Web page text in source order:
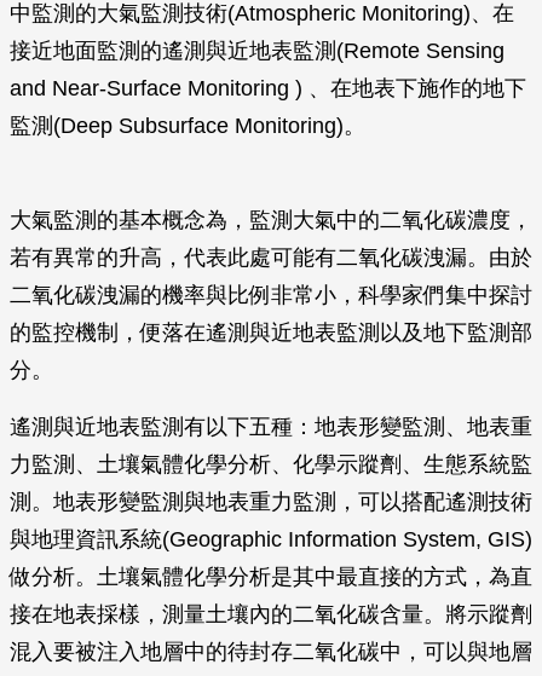
中監測的大氣監測技術(Atmospheric Monitoring)、在
接近地面監測的遙測與近地表監測(Remote Sensing
and Near-Surface Monitoring ) 、在地表下施作的地下
監測(Deep Subsurface Monitoring)。
大氣監測的基本概念為，監測大氣中的二氧化碳濃度，
若有異常的升高，代表此處可能有二氧化碳洩漏。由於
二氧化碳洩漏的機率與比例非常小，科學家們集中探討
的監控機制，便落在遙測與近地表監測以及地下監測部
分。
遙測與近地表監測有以下五種：地表形變監測、地表重
力監測、土壤氣體化學分析、化學示蹤劑、生態系統監
測。地表形變監測與地表重力監測，可以搭配遙測技術
與地理資訊系統(Geographic Information System, GIS)
做分析。土壤氣體化學分析是其中最直接的方式，為直
接在地表採樣，測量土壤內的二氧化碳含量。將示蹤劑
混入要被注入地層中的待封存二氧化碳中，可以與地層